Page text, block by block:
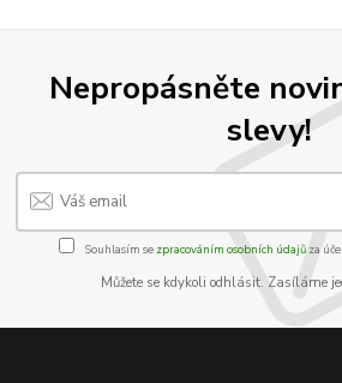
Nepropásněte
slevy!
Souhlasím se zpracováním osobních údajůza
Můžete se kdykoli odhlásit. Zasíláme